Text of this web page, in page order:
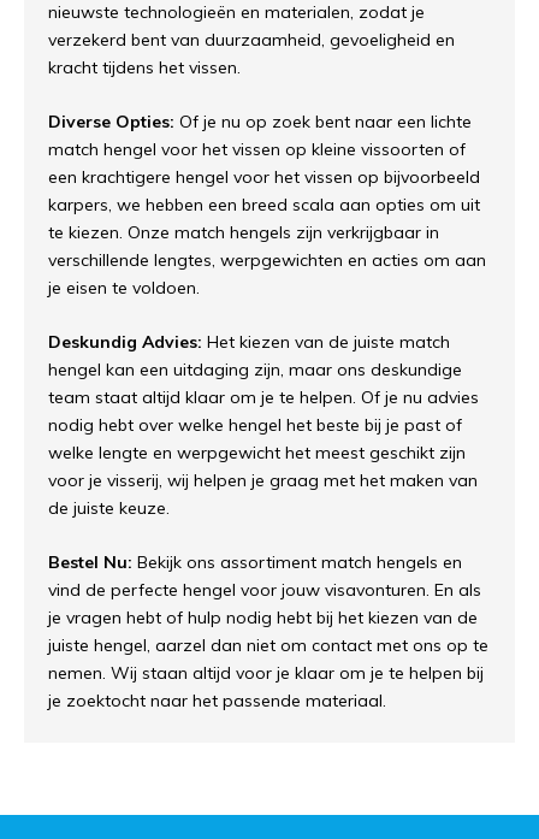
nieuwste technologieën en materialen, zodat je
verzekerd bent van duurzaamheid, gevoeligheid en
kracht tijdens het vissen.
Diverse Opties: Of je nu op zoek bent naar een lichte
match hengel voor het vissen op kleine vissoorten of
een krachtigere hengel voor het vissen op bijvoorbeeld
karpers, we hebben een breed scala aan opties om uit
te kiezen. Onze match hengels zijn verkrijgbaar in
verschillende lengtes, werpgewichten en acties om aan
je eisen te voldoen.
Deskundig Advies: Het kiezen van de juiste match
hengel kan een uitdaging zijn, maar ons deskundige
team staat altijd klaar om je te helpen. Of je nu advies
nodig hebt over welke hengel het beste bij je past of
welke lengte en werpgewicht het meest geschikt zijn
voor je visserij, wij helpen je graag met het maken van
de juiste keuze.
Bestel Nu: Bekijk ons assortiment match hengels en
vind de perfecte hengel voor jouw visavonturen. En als
je vragen hebt of hulp nodig hebt bij het kiezen van de
juiste hengel, aarzel dan niet om contact met ons op te
nemen. Wij staan altijd voor je klaar om je te helpen bij
je zoektocht naar het passende materiaal.